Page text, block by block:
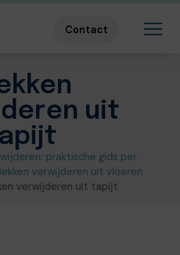
Contact
uit
praktische gids per
verwijderen uit vloeren
verwijderen uit tapijt